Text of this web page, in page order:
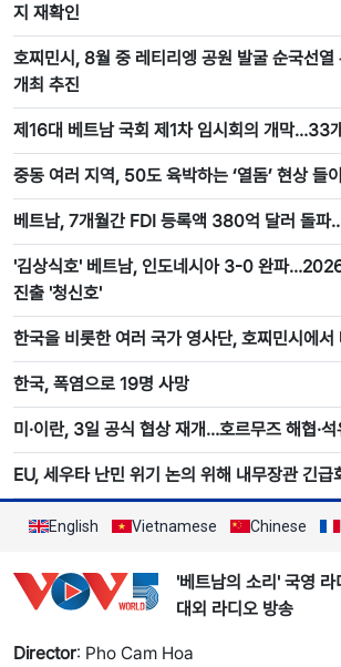
지 재확인
호찌민시, 8월 중 레티리엥 공원 발굴 순국선열
개최 추진
제16대 베트남 국회 제1차 임시회의 개막…33
중동 여러 지역, 50도 육박하는 ‘열돔’ 현상 들
베트남, 7개월간 FDI 등록액 380억 달러 돌파
'김상식호' 베트남, 인도네시아 3-0 완파
진출 '청신호'
한국을 비롯한 여러 국가 영사단, 호찌민시에서
한국, 폭염으로 19명 사망
미·이란, 3일 공식 협상 재개…호르무즈 해협·석
EU, 세우타 난민 위기 논의 위해 내무장관 긴급
English Vietnamese Chinese
'베트남의 소리' 국영 라
대외 라디오 방송
Director: Pho Cam Hoa